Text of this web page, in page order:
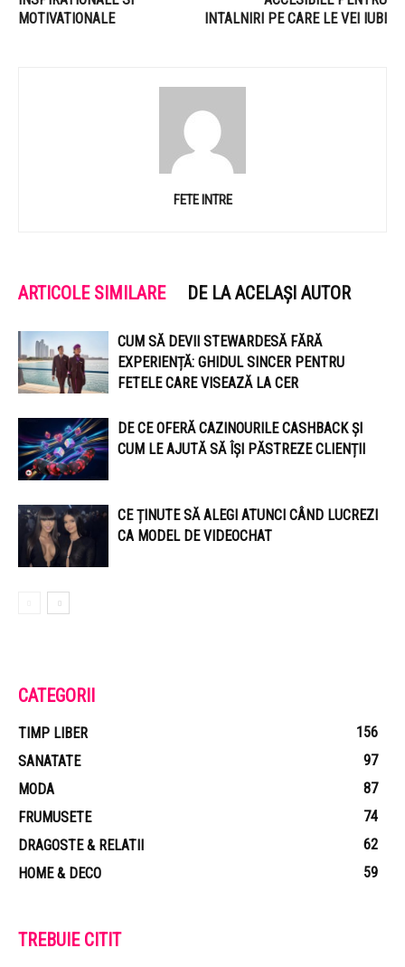
MOTIVATIONALE
INTALNIRI PE CARE LE VEI IUBI
FETE INTRE
ARTICOLE SIMILARE DE LA ACELAȘI AUTOR
CUM SĂ DEVII STEWARDESĂ FĂRĂ
EXPERIENȚĂ: GHIDUL SINCER PENTRU
FETELE CARE VISEAZĂ LA CER
DE CE OFERĂ CAZINOURILE CASHBACK ȘI
CUM LE AJUTĂ SĂ ÎȘI PĂSTREZE CLIENȚII
CE ȚINUTE SĂ ALEGI ATUNCI CÂND LUCREZI
CA MODEL DE VIDEOCHAT
CATEGORII
TIMP LIBER
156
SANATATE
97
MODA
87
FRUMUSETE
74
DRAGOSTE & RELATII
62
HOME & DECO
59
TREBUIE CITIT